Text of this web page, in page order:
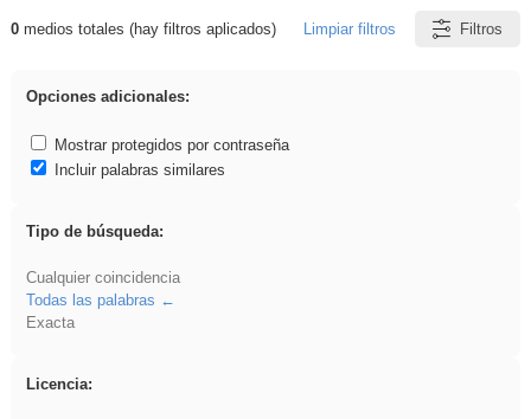
Resultados de: 3ESO
0medios totales (hay filtros aplicados) Limpiar filtros Filtros
Opciones adicionales:
Mostrar protegidos por contraseña
Incluir palabras similares
Tipo de búsqueda:
Cualquier coincidencia
Todas las palabras
Exacta
Licencia: